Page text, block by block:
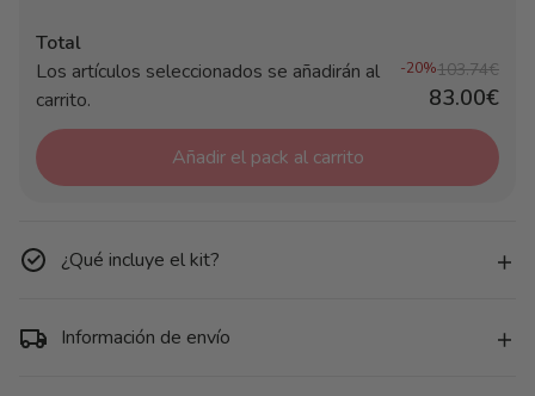
Total
Los artículos seleccionados se añadirán al
carrito.
-20%103.74€
83.00€
Añadir el pack al carrito
¿Qué incluye el kit?
Información de envío